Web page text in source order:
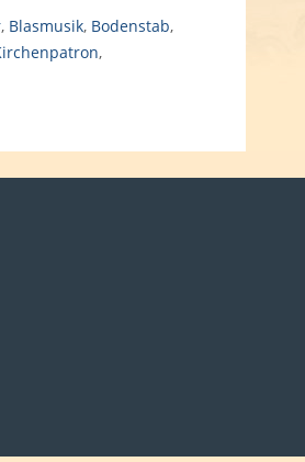
, Blasmusik, Bodenstab,
,